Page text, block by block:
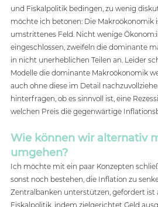
und Fiskalpolitik bedingen, zu wenig
möchte ich betonen: Die Makroökonomik
umstrittenes Feld. Nicht wenige
eingeschlossen, zweifeln die dominante
in nicht unerheblichen Teilen an. Leider
Modelle die dominante Makroökonomik
auch ohne diese im Detail
hinterfragen, ob es sinnvoll ist, eine
welchen Preis die gegenwärtige
Wie können wir alternativ
umgehen?
Ich möchte mit ein paar Konzepten
sonst noch bestehen, die Inflation zu
Zentralbanken unterstützen, gefordert ist
Fiskalpolitik, indem zielgerichtet Geld